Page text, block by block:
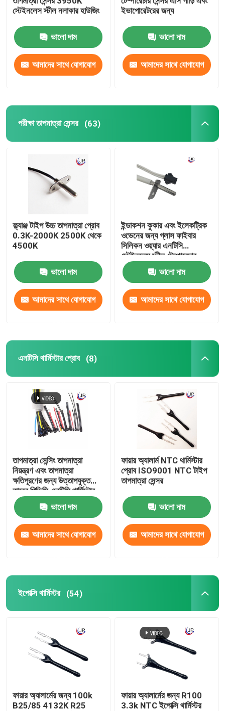
স্টেইনলেস স্টীল নলাকার হাউজিং
ভালো দাম
আমাদের সাথে যোগাযোগ
ইভাপোরেটরের জন্য
ভালো দাম
আমাদের সাথে যোগাযোগ
পরীক্ষা তাপমাত্রা সেন্সর (63)
ফ্ল্যাঞ্জ টাইপ উচ্চ তাপমাত্রা প্রোব
0.3K-2000K 2500K থেকে
4500K
ভালো দাম
আমাদের সাথে যোগাযোগ
ইন্ডাকশন কুকার এবং ইলেকট্রিক
ওভেনের জন্য গ্লাস ফাইবার
সিলিকন ওয়্যার এনটিসি
স্টেইনলেস স্টীল টেম্পারেচার
প্রোব
ভালো দাম
আমাদের সাথে যোগাযোগ
এনটিসি থার্মিস্টার প্রোব (8)
তাপমাত্রা সেন্সিং তাপমাত্রা
নিয়ন্ত্রণ এবং তাপমাত্রা
ক্ষতিপূরণের জন্য উত্তাপযুক্ত
তারের পিভিসি এনটিসি থার্মিস্টার
প্রোব
ভালো দাম
আমাদের সাথে যোগাযোগ
ফায়ার অ্যালার্ম NTC থার্মিস্টার
প্রোব ISO9001 NTC টাইপ
তাপমাত্রা সেন্সর
ভালো দাম
আমাদের সাথে যোগাযোগ
ইপোক্সি থার্মিস্টর (54)
ফায়ার অ্যালার্মের জন্য 100k
B25/85 4132K R25
ফায়ার অ্যালার্মের জন্য R100
3.3k NTC ইপোক্সি থার্মিস্টর